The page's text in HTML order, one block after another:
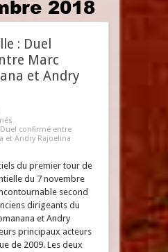
2018
: Duel
Marc
et Andry
confirmé entre
et Andry Rajoelina
du premier tour de
du 7 novembre
second
dirigeants du
et Andry
principaux acteurs
de 2009. Les deux